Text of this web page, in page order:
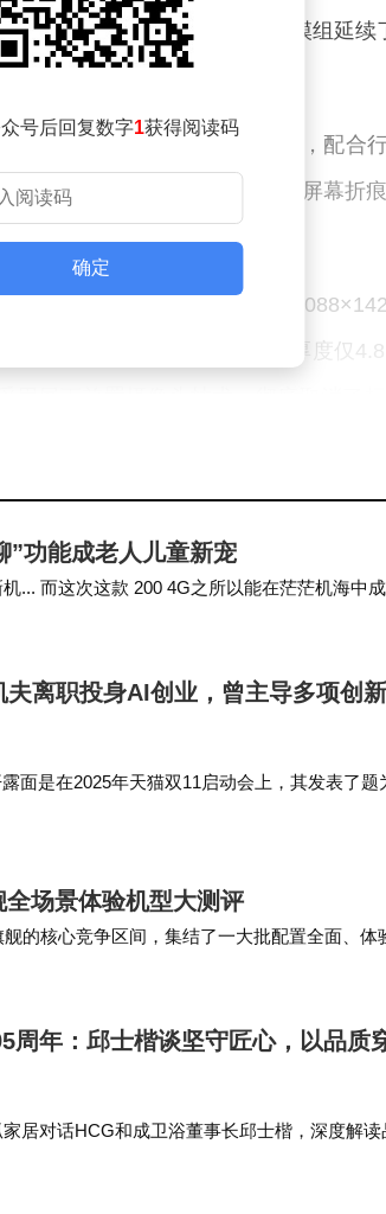
持舒适度的同时，后置双摄模组延续
制的LTPO OLED柔性显示屏，配合
钛合金的2.5倍，可显著减少屏幕折
制约初期产能的关键因素。
配备5.49英寸外屏，分辨率达
别值得注意的是，整机展开厚度仅
。这款新机没有盲目追求参数堆砌，
过受制于铰链工艺的量产难度，初期
号后回复数字1获得阅读码
确定
”功能成老人儿童新宠
... 而这次这款 200 4G之所以能在茫茫机海中
可能是看卖得太好了…
夫离职投身AI创业，曾主导多项创
面是在2025年天猫双11启动会上，其发表了题
场景体验机型大测评
的核心竞争区间，集结了一大批配置全面、体
是追求高品质用机体验用户的首选黄金价位…
周年：邱士楷谈坚守匠心，以品质
居对话HCG和成卫浴董事长邱士楷，深度解